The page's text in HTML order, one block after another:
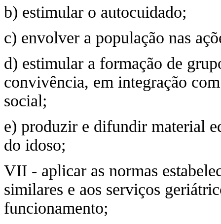
b) estimular o autocuidado;
c) envolver a população nas
d) estimular a formação de
convivência, em integração
social;
e) produzir e difundir material
do idoso;
VII - aplicar as normas
similares e aos serviços
funcionamento;